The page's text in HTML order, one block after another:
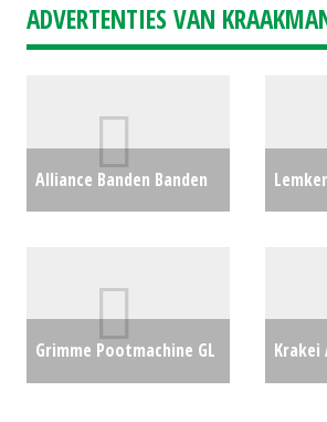
ADVERTENTIES VAN
Alliance Banden Banden
Grimme Pootmachine GL
Krakei